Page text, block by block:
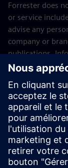
Forrester does
or service
advise any
company or
publications.
resources.
Forrester’s
Gartner does
service
technology